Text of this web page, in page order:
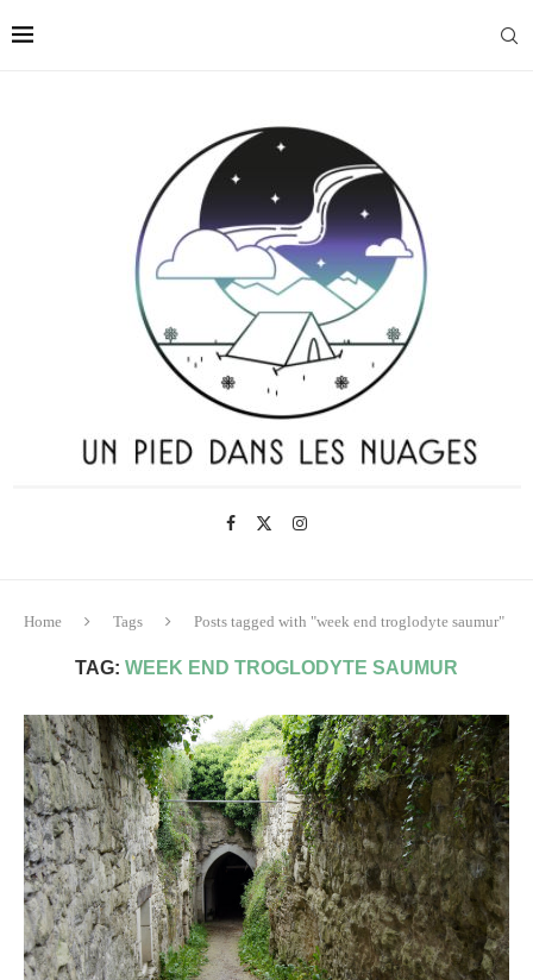
Home Tags Posts tagged with "week end troglodyte saumur"
TAG: WEEK END TROGLODYTE SAUMUR